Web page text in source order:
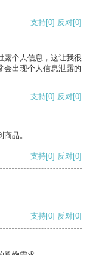
支持[0] 反对[0]
露个人信息，这让我很
会出现个人信息泄露的
支持[0] 反对[0]
品。
支持[0] 反对[0]
支持[0] 反对[0]